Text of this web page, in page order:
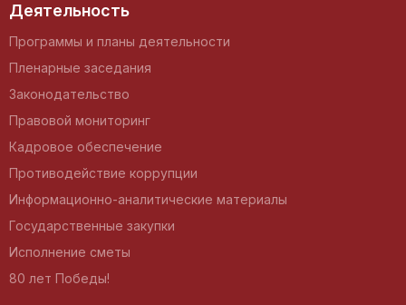
Деятельность
Программы и планы деятельности
Пленарные заседания
Законодательство
Правовой мониторинг
Кадровое обеспечение
Противодействие коррупции
Информационно-аналитические материалы
Государственные закупки
Исполнение сметы
80 лет Победы!